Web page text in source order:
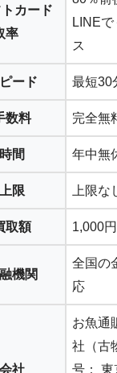
カード
率
LINE
ス
ード 最短30
数料 完全無
間 年中無
限 上限な
取額 1,000円
機関
全国の
応
社
お魚通
社（古
号： 東